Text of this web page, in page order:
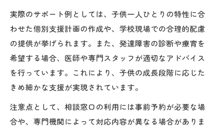
小学生期の子供の成長と発達障害の特徴
長野県の小学校での子供の成長支援事例
発達障害と子供の成長を見守る教育現場
小学校生活で大切な子供の成長サポート
子供の成長を促す学校と家族の連携方法
実際のサポート例としては、子供一人ひとりの特性に合
わせた個別支援計画の作成や、学校現場での合理的配慮
の提供が挙げられます。また、発達障害の診断や療育を
希望する場合、医師や専門スタッフが適切なアドバイス
を行っています。これにより、子供の成長段階に応じた
きめ細かな支援が実現されています。
注意点として、相談窓口の利用には事前予約が必要な場
合や、専門機関によって対応内容が異なる場合がありま